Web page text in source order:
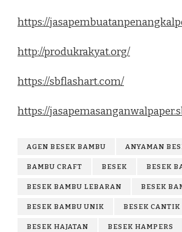
https://
http://produkrakyat.org/
https://sbflashart.com/
https://
AGEN BESEK BAMBU ANYAMAN
BAMBU CRAFT BESEK BESEK
BESEK BAMBU LEBARAN BESEK
BESEK BAMBU UNIK BESEK CANTIK
BESEK HAJATAN BESEK HAMPERS